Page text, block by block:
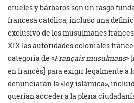
crueles y bárbaros son un rasgo
francesa católica, incluso una
exclusivo de los musulmanes
XIX las autoridades coloniales
categoría de «Français musulmans»
en francés] para exigir legalmente a
denunciaran la «ley islámica»,
querían acceder a la plena